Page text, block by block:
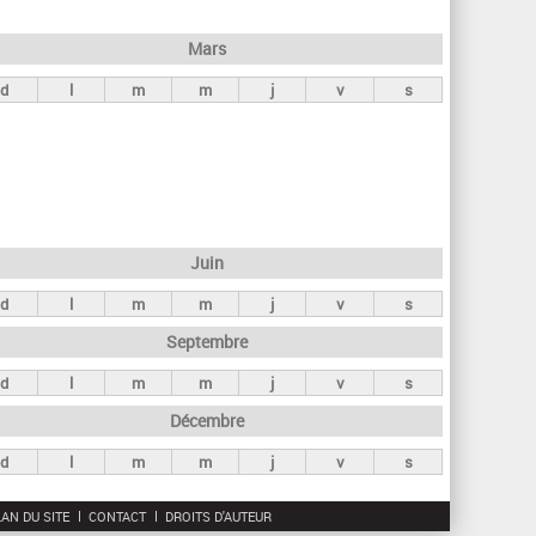
r
c
Mars
d l m m j v s
Juin
d l m m j v s
Septembre
d l m m j v s
Décembre
d l m m j v s
DU SITE CONTACT DROITS D'AUTEUR